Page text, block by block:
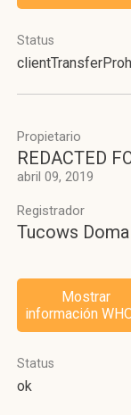
Status
Propietario
REDACTED
abril 09, 2019
Registrador
Tucows
Mostrar
información
Status
ok